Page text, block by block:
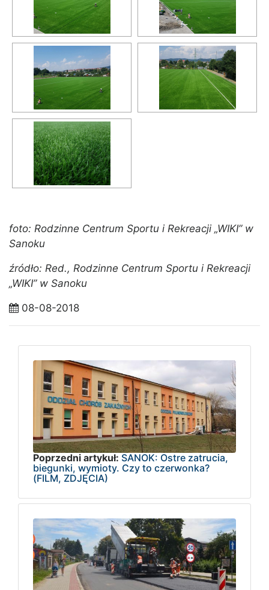
foto: Rodzinne Centrum Sportu i Rekreacji „WIKI” w
Sanoku
źródło: Red., Rodzinne Centrum Sportu i Rekreacji
„WIKI” w Sanoku
08-08-2018
Poprzedni artykuł: SANOK: Ostre zatrucia,
biegunki, wymioty. Czy to czerwonka?
(FILM, ZDJĘCIA)